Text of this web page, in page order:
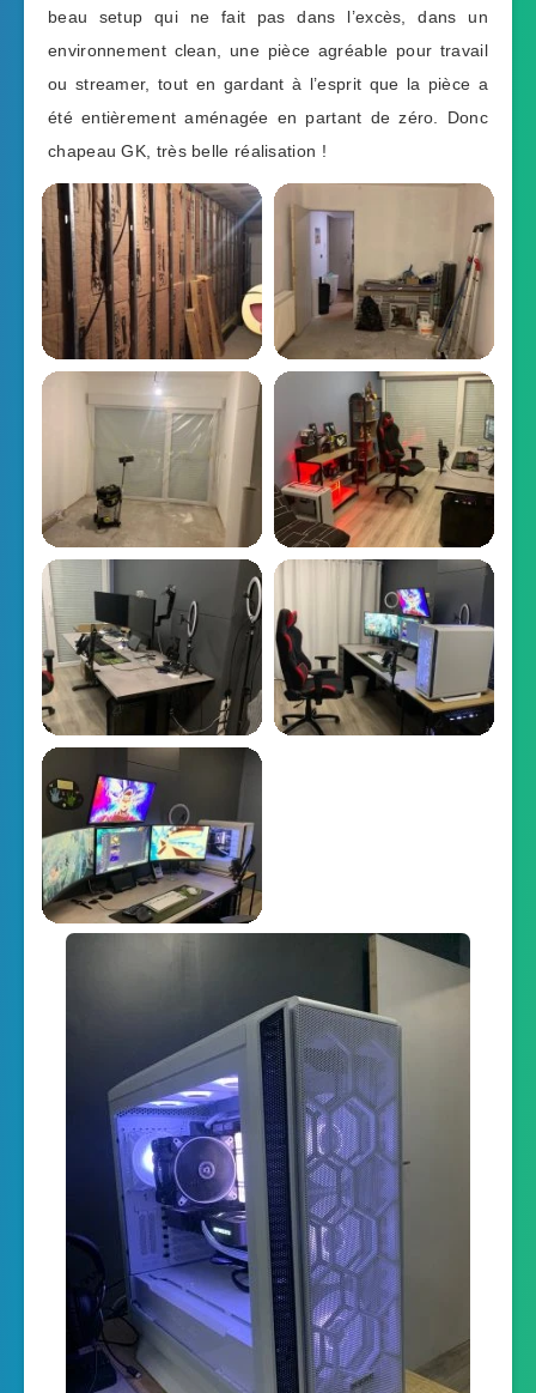
beau setup qui ne fait pas dans l’excès, dans un
environnement clean, une pièce agréable pour travail
ou streamer, tout en gardant à l’esprit que la pièce a
été entièrement aménagée en partant de zéro. Donc
chapeau GK, très belle réalisation !